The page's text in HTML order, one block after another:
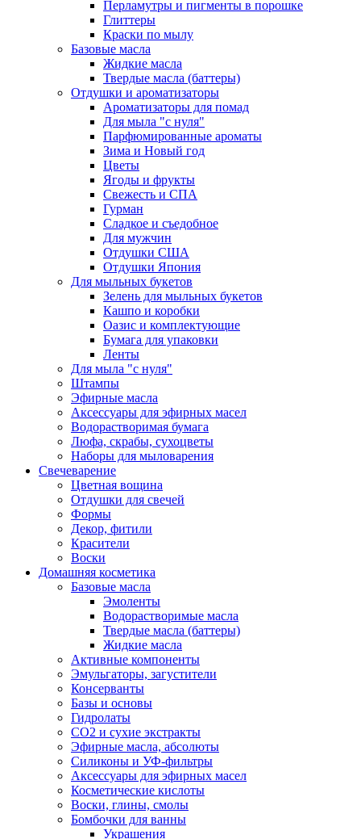
Перламутры и пигменты в порошке
Глиттеры
Краски по мылу
Базовые масла
Жидкие масла
Твердые масла (баттеры)
Отдушки и ароматизаторы
Ароматизаторы для помад
Для мыла "с нуля"
Парфюмированные ароматы
Зима и Новый год
Цветы
Ягоды и фрукты
Свежесть и СПА
Гурман
Сладкое и съедобное
Для мужчин
Отдушки США
Отдушки Япония
Для мыльных букетов
Зелень для мыльных букетов
Кашпо и коробки
Оазис и комплектующие
Бумага для упаковки
Ленты
Для мыла "с нуля"
Штампы
Эфирные масла
Аксессуары для эфирных масел
Водорастворимая бумага
Люфа, скрабы, сухоцветы
Наборы для мыловарения
Свечеварение
Цветная вощина
Отдушки для свечей
Формы
Декор, фитили
Красители
Воски
Домашняя косметика
Базовые масла
Эмоленты
Водорастворимые масла
Твердые масла (баттеры)
Жидкие масла
Активные компоненты
Эмульгаторы, загустители
Консерванты
Базы и основы
Гидролаты
СО2 и сухие экстракты
Эфирные масла, абсолюты
Силиконы и УФ-фильтры
Аксессуары для эфирных масел
Косметические кислоты
Воски, глины, смолы
Бомбочки для ванны
Украшения